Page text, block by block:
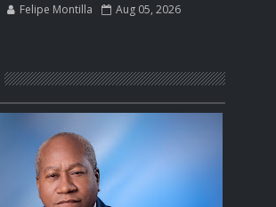
Felipe Montilla Aug 05, 2026